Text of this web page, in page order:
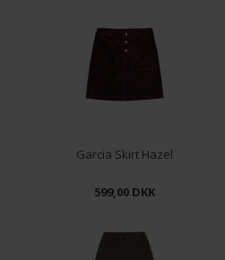
M XL
Garcia Skirt Hazel
599,00 DKK